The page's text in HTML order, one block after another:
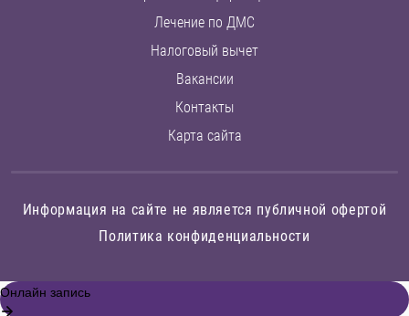
Лечение по ДМС
Налоговый вычет
Вакансии
Контакты
Карта сайта
Информация на сайте не является публичной офертой
Политика конфиденциальности